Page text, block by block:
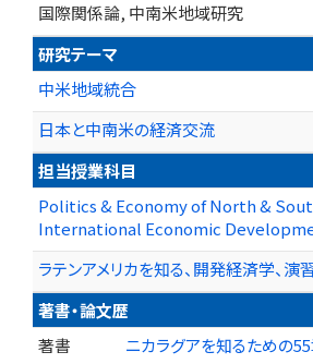
国際関係論, 中南米地域研究
研究テーマ
中米地域統合
日本と中南米の経済交流
担当授業科目
Politics & Economy of North &
International Economic
ラテンアメリカを知る、開発経済学、演
著書・論文歴
著書
ニカラグアを知るための